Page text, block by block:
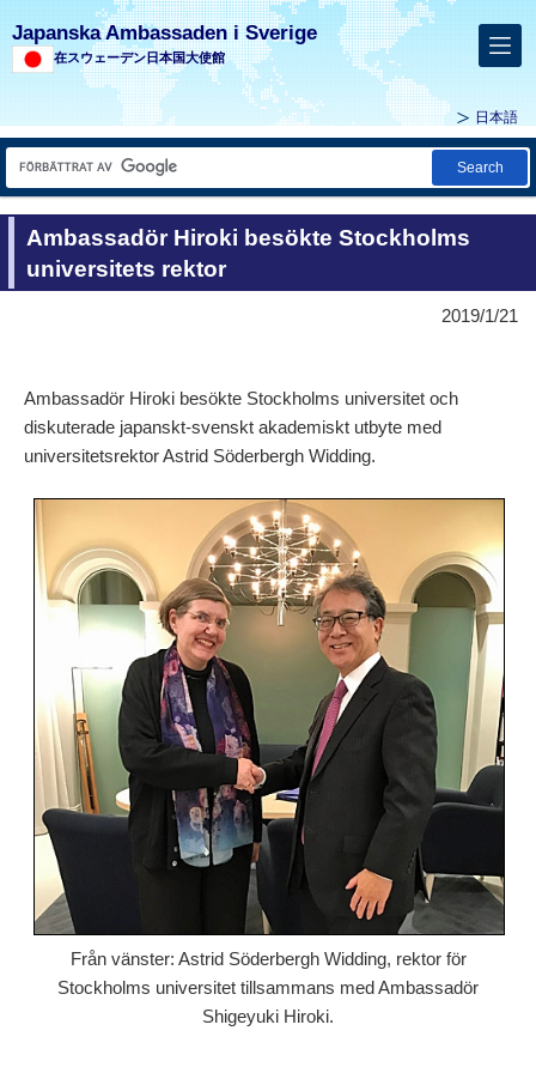
Japanska Ambassaden i Sverige
在スウェーデン日本国大使館
日本語
Search
Ambassadör Hiroki besökte Stockholms
universitets rektor
2019/1/21
Ambassadör Hiroki besökte Stockholms universitet och
diskuterade japanskt-svenskt akademiskt utbyte med
universitetsrektor Astrid Söderbergh Widding.
Från vänster: Astrid Söderbergh Widding, rektor för
Stockholms universitet tillsammans med Ambassadör
Shigeyuki Hiroki.